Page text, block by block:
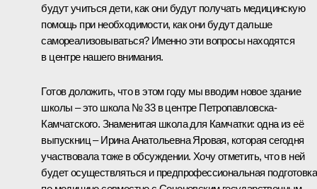
будут учиться дети, как они будут получать медицинскую
помощь при необходимости, как они будут дальше
самореализовываться? Именно эти вопросы находятся
в центре нашего внимания.
Готов доложить, что в этом году мы вводим новое здание
школы – это школа № 33 в центре Петропавловска-
Камчатского. Знаменитая школа для Камчатки: одна из её
выпускниц – Ирина Анатольевна Яровая, которая сегодня
участвовала тоже в обсуждении. Хочу отметить, что в ней
будет осуществляться и предпрофессиональная подготовка